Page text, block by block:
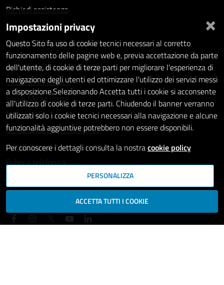
Richiedi assistenza
Statistiche dei Siti web
Intranet - accesso riservato
Amministrazione trasparente
Informativa privacy
Social Media Policy
Note legali
Dichiarazione di accessibilità
Whistleblowing
Rubrica telefonica
SEGUICI SU
×
Impostazioni privacy
Questo Sito fa uso di cookie tecnici necessari al corretto
funzionamento delle pagine web e, previa accettazione da parte
dell'utente, di cookie di terze parti per migliorare l'esperienza di
navigazione degli utenti ed ottimizzare l'utilizzo dei servizi messi
a disposizione.Selezionando Accetta tutti i cookie si acconsente
all'utilizzo di cookie di terze parti. Chiudendo il banner verranno
utilizzati solo i cookie tecnici necessari alla navigazione e alcune
funzionalità aggiuntive potrebbero non essere disponibili.
Per conoscere i dettagli consulta la nostracookie policy
PERSONALIZZA
ACCETTA TUTTI I COOKIE